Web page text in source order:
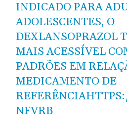
INDICADO PARA
ADOLESCENTES, O
DEXLANSOPRAZOL
MAIS ACESSÍVEL
PADRÕES EM
MEDICAMENTO DE
REFERÊNCIA
NFVRB